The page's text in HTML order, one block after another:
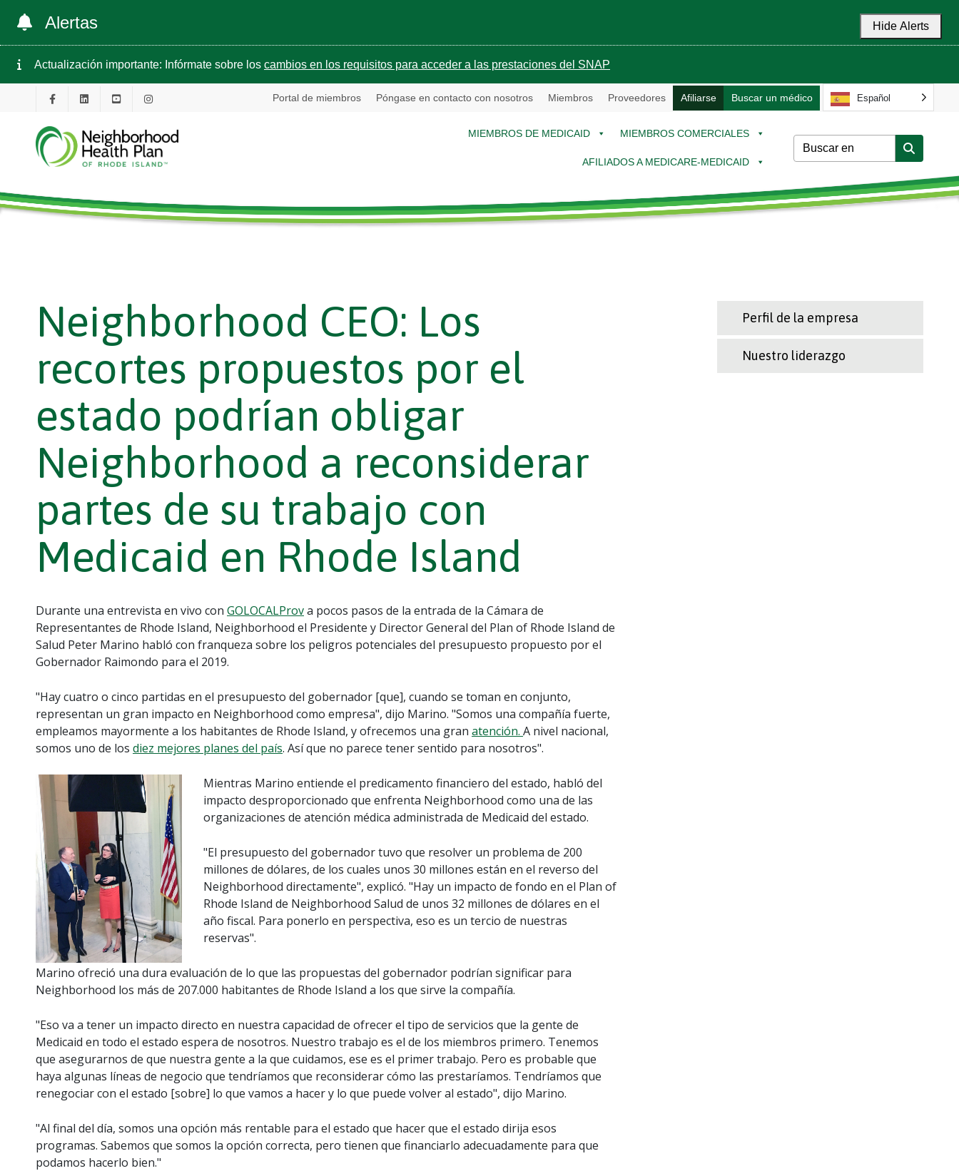
Alertas Hide Alerts
Actualización importante: Infórmate sobre los cambios en los requisitos para acceder a las prestaciones del SNAP
Portal de miembros Póngase en contacto con nosotros Miembros Proveedores Afiliarse Buscar un médico Español
MIEMBROS DE MEDICAID MIEMBROS COMERCIALES
AFILIADOS A MEDICARE-MEDICAID
Neighborhood CEO: Los
recortes propuestos por el
estado podrían obligar
Neighborhood a reconsiderar
partes de su trabajo con
Medicaid en Rhode Island
Durante una entrevista en vivo con GOLOCALProva pocos pasos de la entrada de la Cámara de
Representantes de Rhode Island, Neighborhood el Presidente y Director General del Plan of Rhode Island de
Salud Peter Marino habló con franqueza sobre los peligros potenciales del presupuesto propuesto por el
Gobernador Raimondo para el 2019.
"Hay cuatro o cinco partidas en el presupuesto del gobernador [que], cuando se toman en conjunto,
representan un gran impacto en Neighborhood como empresa", dijo Marino. "Somos una compañía fuerte,
empleamos mayormente a los habitantes de Rhode Island, y ofrecemos una gran atención. A nivel nacional,
somos uno de los diez mejores planes del país. Así que no parece tener sentido para nosotros".
Mientras Marino entiende el predicamento financiero del estado, habló del
impacto desproporcionado que enfrenta Neighborhood como una de las
organizaciones de atención médica administrada de Medicaid del estado.
"El presupuesto del gobernador tuvo que resolver un problema de 200
millones de dólares, de los cuales unos 30 millones están en el reverso del
Neighborhood directamente", explicó. "Hay un impacto de fondo en el Plan of
Rhode Island de Neighborhood Salud de unos 32 millones de dólares en el
año fiscal. Para ponerlo en perspectiva, eso es un tercio de nuestras
reservas".
Marino ofreció una dura evaluación de lo que las propuestas del gobernador podrían significar para
Neighborhood los más de 207.000 habitantes de Rhode Island a los que sirve la compañía.
"Eso va a tener un impacto directo en nuestra capacidad de ofrecer el tipo de servicios que la gente de
Medicaid en todo el estado espera de nosotros. Nuestro trabajo es el de los miembros primero. Tenemos
que asegurarnos de que nuestra gente a la que cuidamos, ese es el primer trabajo. Pero es probable que
haya algunas líneas de negocio que tendríamos que reconsiderar cómo las prestaríamos. Tendríamos que
renegociar con el estado [sobre] lo que vamos a hacer y lo que puede volver al estado", dijo Marino.
"Al final del día, somos una opción más rentable para el estado que hacer que el estado dirija esos
programas. Sabemos que somos la opción correcta, pero tienen que financiarlo adecuadamente para que
podamos hacerlo bien."
Perfil de la empresa
Nuestro liderazgo